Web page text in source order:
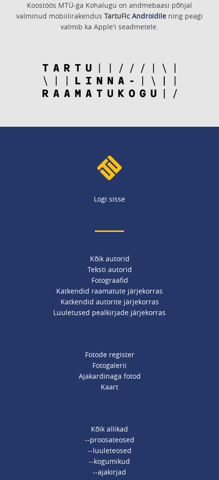
Koostöös MTÜ-ga Kohalugu on andmebaasi põhjal
valminud mobiilirakendus TartuFic Androidile ning peagi
valmib ka Apple'i seadmetele.
Logi sisse
Kõik autorid
Teksti autorid
Fotograafid
Katkendid raamatute järjekorras
Katkendid autorite järjekorras
Luuletused pealkirjade järjekorras
Fotode register
Fotogalerii
Ajakardinaga fotod
Kaart
Kõik allikad
--proosateosed
--luuleteosed
--kogumikud
--ajakirjad